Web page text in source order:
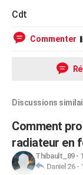
Cdt
Commenter
Discussions
Comment
radiateur en
Thibault_89-
Daniel 26-